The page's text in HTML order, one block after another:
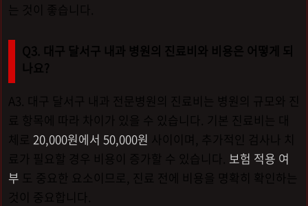
는 것이 좋습니다.
Q3. 대구 달서구 내과 병원의 진료비와 비용은 어떻게 되
나요?
A3. 대구 달서구 내과 전문병원의 진료비는 병원의 규모와 진
료 항목에 따라 차이가 있을 수 있습니다. 기본 진료비는 대
체로 20,000원에서 50,000원 사이이며, 추가적인 검사나 치
료가 필요할 경우 비용이 증가할 수 있습니다. 보험 적용 여
부 도 중요한 요소이므로, 진료 전에 비용을 명확히 확인하는
것이 중요합니다.